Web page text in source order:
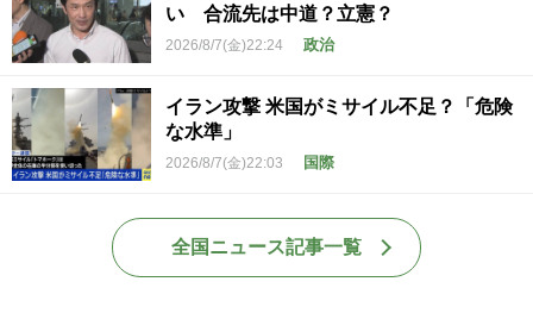
い 合流先は中道？立憲？
2026/8/7(金)22:24 政治
イラン攻撃 米国がミサイル不足？「危険
な水準」
2026/8/7(金)22:03 国際
全国ニュース記事一覧